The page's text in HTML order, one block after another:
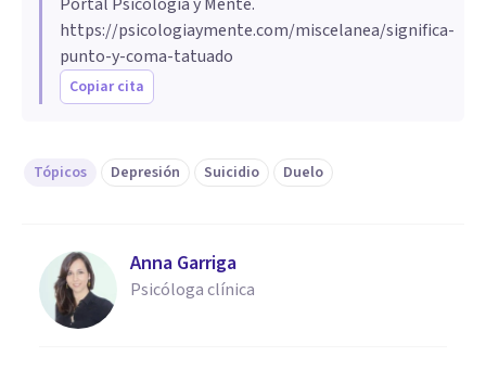
https://psicologiaymente.com/miscelanea/significa-
punto-y-coma-tatuado
Copiar cita
Tópicos Depresión Suicidio Duelo
Anna Garriga
Psicóloga clínica